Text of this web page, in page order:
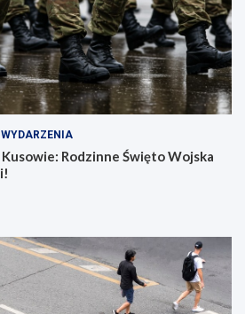
WYDARZENIA
Rodzinne Święto Wojska